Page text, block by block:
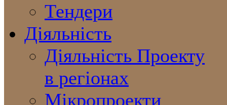
Тендери
Діяльність
Діяльність Проекту
в регіонах
Мікропроекти